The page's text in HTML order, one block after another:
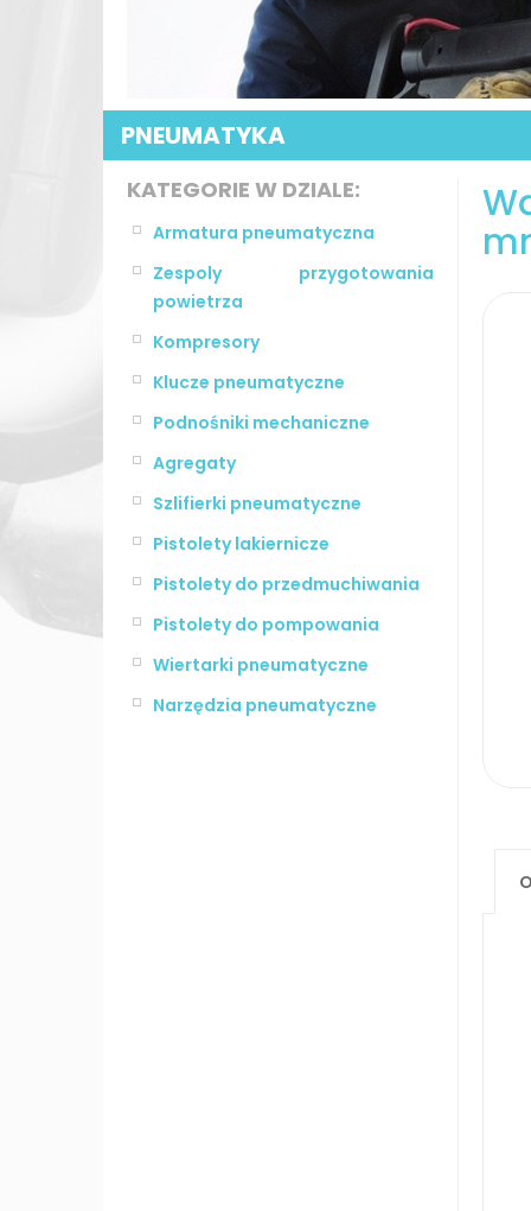
PNEUMATYKA
KATEGORIE W DZIALE:
Armatura pneumatyczna
Zespoly przygotowania
powietrza
Kompresory
Klucze pneumatyczne
Podnośniki mechaniczne
Agregaty
Szlifierki pneumatyczne
Pistolety lakiernicze
Pistolety do przedmuchiwania
Pistolety do pompowania
Wiertarki pneumatyczne
Narzędzia pneumatyczne